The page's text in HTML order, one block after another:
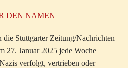
DEN NAMEN
Stuttgarter Zeitung/Nachrichten
27. Januar 2025 jede Woche
verfolgt, vertrieben oder